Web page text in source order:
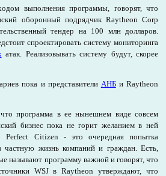
выполнения программы, говорят, что
оборонный подрядчик Raytheon Corp
тендер на 100 млн долларов.
спроектировать систему мониторинга
атак. Реализовывать систему будут, скорее
пока и представители АНБи Raytheon
программа в ее нынешнем виде совсем
бизнес пока не горит желанием в ней
Perfect Citizen - это очередная попытка
жизнь компаний и граждан. Есть,
называют программу важной и говорят, что
WSJ в Raytheon утверждают, что